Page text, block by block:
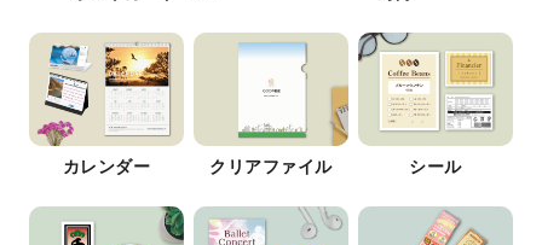
カレンダー クリアファイル シール